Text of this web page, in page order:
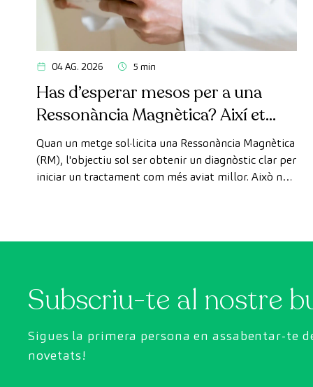
04 AG. 2026 5 min
Has d’esperar mesos per a una
Ressonància Magnètica? Així et
pots fer la prova de manera ràpida
com a pacient privat
Quan un metge sol·licita una Ressonància Magnètica
(RM), l'objectiu sol ser obtenir un diagnòstic clar per
iniciar un tractament com més aviat millor. Això no
Subscriu-te al nostre
Sigues la primera persona en assabentar-te
novetats!